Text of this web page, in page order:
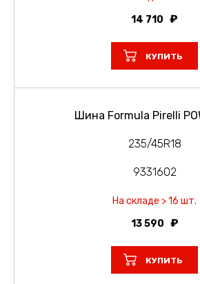
14 710
КУПИТЬ
Шина Formula Pirelli
235/45R18
9331602
На складе > 16 шт.
13 590
КУПИТЬ